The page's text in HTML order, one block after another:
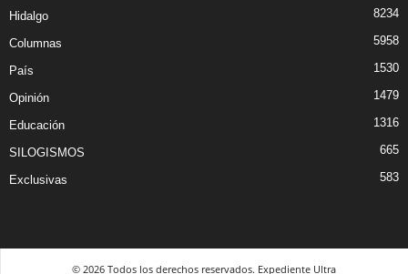
Hidalgo 8234
Columnas 5958
País 1530
Opinión 1479
Educación 1316
SILOGISMOS 665
Exclusivas 583
© 2026 Todos los derechos reservados. Expediente Ultra